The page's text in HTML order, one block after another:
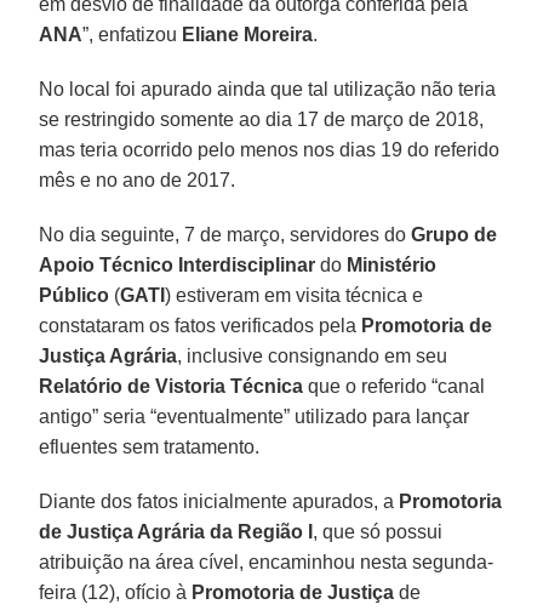
ANA”, enfatizou Eliane Moreira.
No local foi apurado ainda que tal utilização não teria
se restringido somente ao dia 17 de março de 2018,
mas teria ocorrido pelo menos nos dias 19 do referido
mês e no ano de 2017.
No dia seguinte, 7 de março, servidores doGrupo de
Apoio Técnico Interdisciplinar do Ministério
Público (GATI) estiveram em visita técnica e
constataram os fatos verificados pela Promotoria de
Justiça Agrária, inclusive consignando em seu
Relatório de Vistoria Técnica que o referido “canal
antigo” seria “eventualmente” utilizado para lançar
efluentes sem tratamento.
Diante dos fatos inicialmente apurados, a Promotoria
de Justiça Agrária da Região I , que só possui
atribuição na área cível, encaminhou nesta segunda-
feira (12), ofício à Promotoria de Justiçade